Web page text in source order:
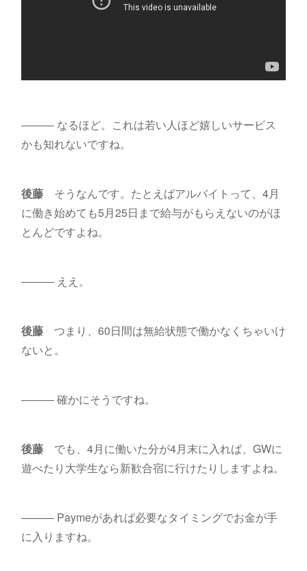
――― なるほど。これは若い人ほど嬉しいサービス
かも知れないですね。
後藤そうなんです。たとえばアルバイトって、4月
に働き始めても5月25日まで給与がもらえないのがほ
とんどですよね。
――― ええ。
後藤つまり、60日間は無給状態で働かなくちゃいけ
ないと。
――― 確かにそうですね。
後藤でも、4月に働いた分が4月末に入れば、GWに
遊べたり大学生なら新歓合宿に行けたりしますよね。
――― Paymeがあれば必要なタイミングでお金が手
に入りますね。